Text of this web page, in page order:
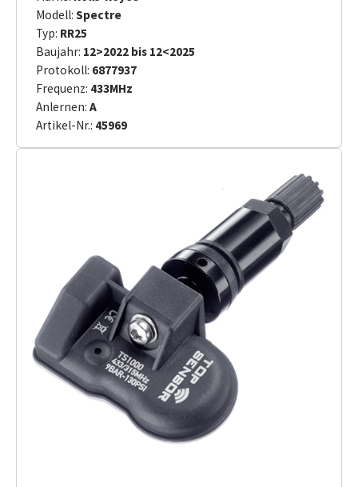
Modell: Spectre
Typ: RR25
Baujahr: 12>2022 bis 12<2025
Protokoll: 6877937
Frequenz: 433MHz
Anlernen: A
Artikel-Nr.: 45969